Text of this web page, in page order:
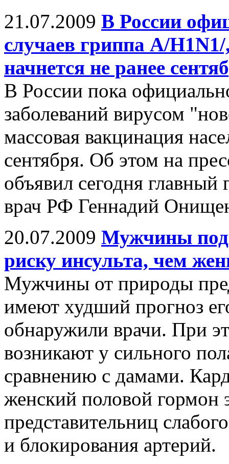
21.07.2009 В России
случаев гриппа А/
начнется не ранее
В России пока
заболеваний вирусом
массовая вакцинация
сентября. Об этом на
объявил сегодня
врач РФ Геннадий
20.07.2009 Мужчины
риску инсульта, чем
Мужчины от природы
имеют худший прогноз
обнаружили врачи. При
возникают у сильного
сравнению с дамами.
женский половой гормон
представительниц
и блокирования артерий.